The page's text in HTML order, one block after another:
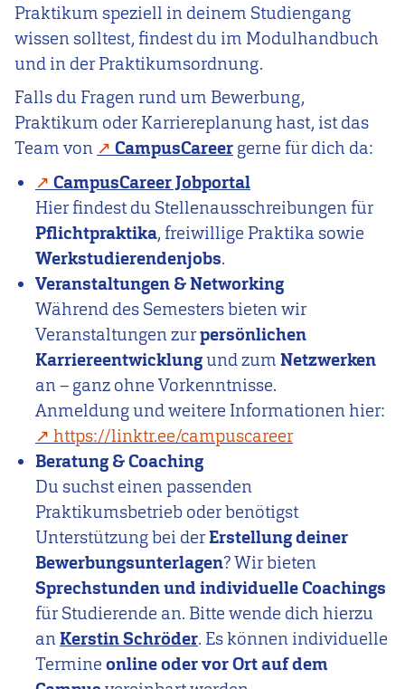
Praktikum speziell in deinem Studiengang
wissen solltest, findest du im Modulhandbuch
und in der Praktikumsordnung.
Falls du Fragen rund um Bewerbung,
Praktikum oder Karriereplanung hast, ist das
Team von
CampusCareer gerne für dich da:
CampusCareer Jobportal
Hier findest du Stellenausschreibungen für
Pflichtpraktika, freiwillige Praktika sowie
Werkstudierendenjobs.
Veranstaltungen & Networking
Während des Semesters bieten wir
Veranstaltungen zurpersönlichen
Karriereentwicklungund zumNetzwerken
an – ganz ohne Vorkenntnisse.
Anmeldung und weitere Informationen hier:
https://linktr.ee/campuscareer
Beratung & Coaching
Du suchst einen passenden
Praktikumsbetrieb oder benötigst
Unterstützung bei derErstellung deiner
Bewerbungsunterlagen? Wir bieten
Sprechstunden und individuelle Coachings
für Studierende an. Bitte wende dich hierzu
anKerstin Schröder. Es können individuelle
Termineonline oder vor Ort auf dem